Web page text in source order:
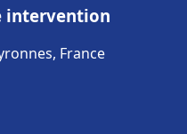
intervention
France